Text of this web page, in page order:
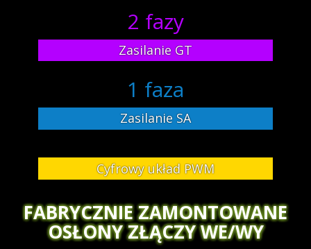
2 fazy
Zasilanie GT
1 faza
Zasilanie SA
Cyfrowy układ PWM
FABRYCZNIE ZAMONTOWANE
OSŁONY ZŁĄCZY WE/WY